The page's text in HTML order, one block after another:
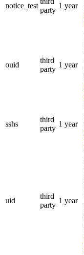
notice_test
party
1 year
ouid
third
party
1 year
sshs
third
party
1 year
uid
third
party
1 year